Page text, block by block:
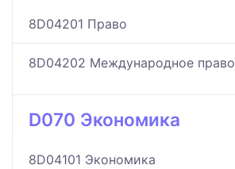
8D04201 Право
8D04202 Международное право
D070 Экономика
8D04101 Экономика